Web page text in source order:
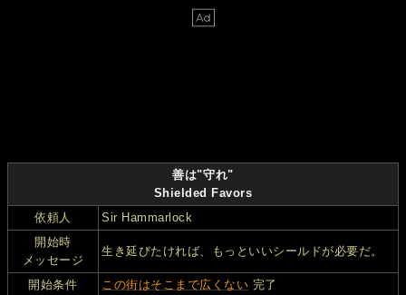
善は"守れ"
Shielded Favors
依頼人
Sir Hammarlock
開始時
メッセージ
生き延びたければ、もっといいシールドが必要だ。
開始条件 この街はそこまで広くない 完了